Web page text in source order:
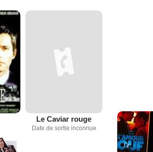
Le Caviar rouge
Date de sortie inconnue